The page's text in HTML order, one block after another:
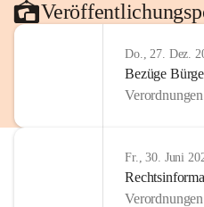
Do., 27. Dez.
Bezüge
Verordnungen
Fr., 30. Juni
Verordnungen